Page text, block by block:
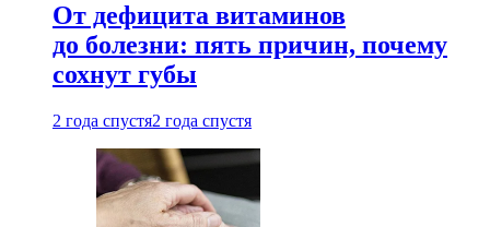
От дефицита витаминов
до болезни: пять причин, почему
сохнут губы
2 года спустя2 года спустя